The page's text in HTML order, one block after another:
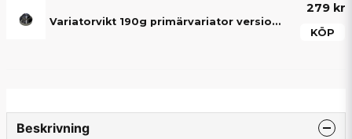
Variatorvikt 190g primärvariator version 1 - Aixam / Ligier / Microcar / JDM / Chatenet etc.
279 kr
KÖP
Beskrivning